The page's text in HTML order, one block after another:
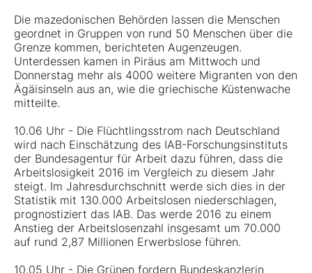
Die mazedonischen Behörden lassen die Menschen
geordnet in Gruppen von rund 50 Menschen über die
Grenze kommen, berichteten Augenzeugen.
Unterdessen kamen in Piräus am Mittwoch und
Donnerstag mehr als 4000 weitere Migranten von den
Ägäisinseln aus an, wie die griechische Küstenwache
mitteilte.
10.06 Uhr - Die Flüchtlingsstrom nach Deutschland
wird nach Einschätzung des IAB-Forschungsinstituts
der Bundesagentur für Arbeit dazu führen, dass die
Arbeitslosigkeit 2016 im Vergleich zu diesem Jahr
steigt. Im Jahresdurchschnitt werde sich dies in der
Statistik mit 130.000 Arbeitslosen niederschlagen,
prognostiziert das IAB. Das werde 2016 zu einem
Anstieg der Arbeitslosenzahl insgesamt um 70.000
auf rund 2,87 Millionen Erwerbslose führen.
10.05 Uhr - Die Grünen fordern Bundeskanzlerin